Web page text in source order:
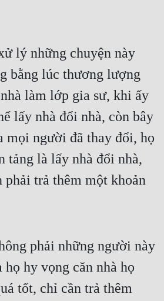
lý những chuyện này
bằng lúc thương lượng
làm lớp gia sư, khi ấy
lấy nhà đổi nhà, còn bây
mọi người đã thay đổi, họ
tảng là lấy nhà đổi nhà,
trả thêm một khoản
phải những người này
hy vọng căn nhà họ
tốt, chỉ cần trả thêm